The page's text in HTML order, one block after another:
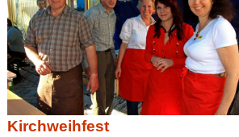
Kirchweihfest